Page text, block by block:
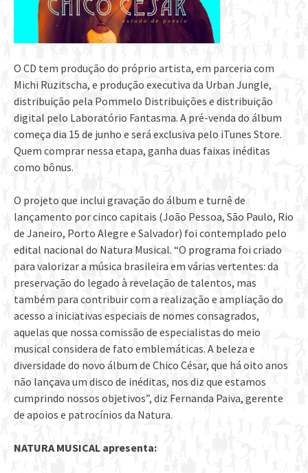
O CD tem produção do próprio artista, em parceria com
Michi Ruzitscha, e produção executiva da Urban Jungle,
distribuição pela Pommelo Distribuições e distribuição
digital pelo Laboratório Fantasma. A pré-venda do álbum
começa dia 15 de junho e será exclusiva pelo iTunes Store.
Quem comprar nessa etapa, ganha duas faixas inéditas
como bônus.
O projeto que inclui gravação do álbum e turnê de
lançamento por cinco capitais (João Pessoa, São Paulo, Rio
de Janeiro, Porto Alegre e Salvador) foi contemplado pelo
edital nacional do Natura Musical. “O programa foi criado
para valorizar a música brasileira em várias vertentes: da
preservação do legado à revelação de talentos, mas
também para contribuir com a realização e ampliação do
acesso a iniciativas especiais de nomes consagrados,
aquelas que nossa comissão de especialistas do meio
musical considera de fato emblemáticas. A beleza e
diversidade do novo álbum de Chico César, que há oito anos
não lançava um disco de inéditas, nos diz que estamos
cumprindo nossos objetivos”, diz Fernanda Paiva, gerente
de apoios e patrocínios da Natura.
NATURA MUSICAL apresenta: